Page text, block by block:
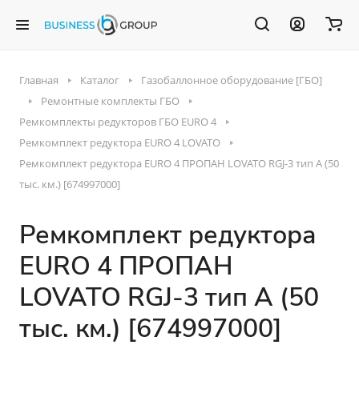
Главная Каталог
Газобаллонное оборудование [ГБО]
Ремонтные комплекты ГБО
Ремкомплекты редукторов ГБО EURO 4
Ремкомплект редуктора EURO 4 LOVATO
Ремкомплект редуктора EURO 4 ПРОПАН LOVATO RGJ-3 тип A (50
тыс. км.) [674997000]
Ремкомплект редуктора
EURO 4 ПРОПАН
LOVATO RGJ-3 тип A (50
тыс. км.) [674997000]